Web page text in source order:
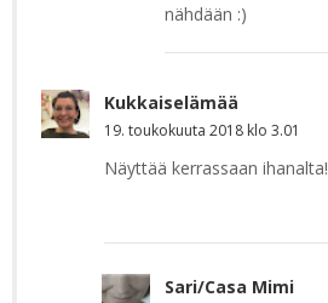
nähdään :)
Kukkaiselämää
19. toukokuuta 2018 klo 3.01
Näyttää kerrassaan ihanalta!
Sari/Casa Mimi